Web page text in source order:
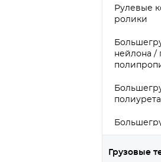
Рулевые
ролики
нейлона /
колеса
Грузовые